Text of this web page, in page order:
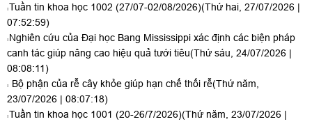
Tuần tin khoa học 1002 (27/07-02/08/2026)(Thứ hai, 27/07/2026 |
07:52:59)
Nghiên cứu của Đại học Bang Mississippi xác định các biện pháp
canh tác giúp nâng cao hiệu quả tưới tiêu(Thứ sáu, 24/07/2026 |
08:08:11)
Bộ phận của rễ cây khỏe giúp hạn chế thối rễ(Thứ năm,
23/07/2026 | 08:07:18)
Tuần tin khoa học 1001 (20-26/7/2026)(Thứ năm, 23/07/2026 |